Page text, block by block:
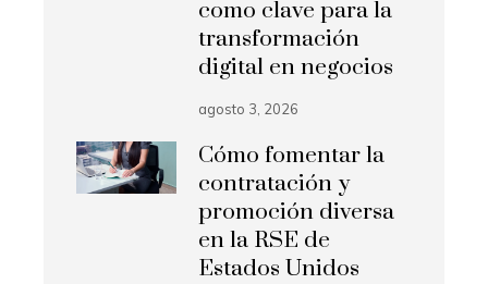
como clave para la
transformación
digital en negocios
agosto 3, 2026
Cómo fomentar la
contratación y
promoción diversa
en la RSE de
Estados Unidos